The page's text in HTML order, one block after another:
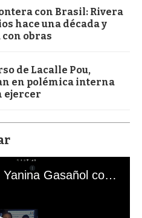
con Brasil: Rivera
hace una década y
obras
de Lacalle Pou,
en polémica interna
ejercer
El mal momento de Yanina Gasañol con un hincha argentino en "Subrayado"